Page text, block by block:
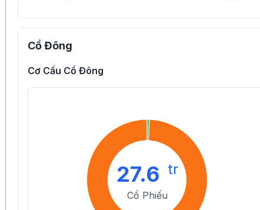
Cổ Đông
Cơ Cấu Cổ Đông
27.6 tr
Cổ Phiếu